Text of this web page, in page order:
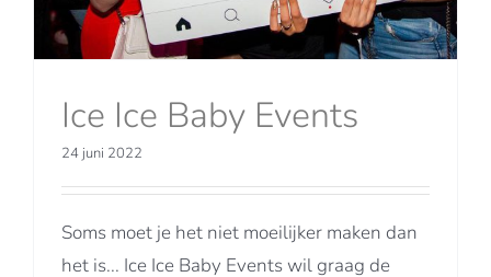
Ice Ice Baby Events
24 juni 2022
Soms moet je het niet moeilijker maken dan
het is... Ice Ice Baby Events wil graag de